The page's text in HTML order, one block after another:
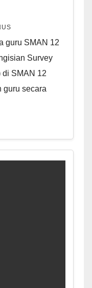
guru SMAN 12
Survey
di SMAN 12
guru secara